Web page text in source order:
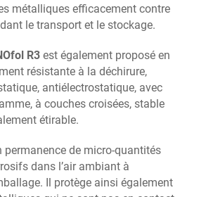
métalliques efficacement contre
le transport et le stockage.
R3 est également proposé en
résistante à la déchirure,
antiélectrostatique, avec
à couches croisées, stable
étirable.
permanence de micro-quantités
dans l’air ambiant à
Il protège ainsi également